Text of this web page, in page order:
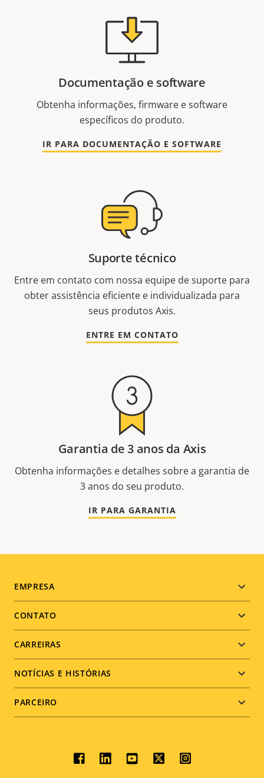
Documentação e software
Obtenha informações, firmware e software
específicos do produto.
IR PARA DOCUMENTAÇÃO E SOFTWARE
Suporte técnico
Entre em contato com nossa equipe de suporte para
obter assistência eficiente e individualizada para
seus produtos Axis.
ENTRE EM CONTATO
Garantia de 3 anos da Axis
Obtenha informações e detalhes sobre a garantia de
3 anos do seu produto.
IR PARA GARANTIA
Footer
menu
EMPRESA
CONTATO
CARREIRAS
NOTÍCIAS E HISTÓRIAS
PARCEIRO
Social